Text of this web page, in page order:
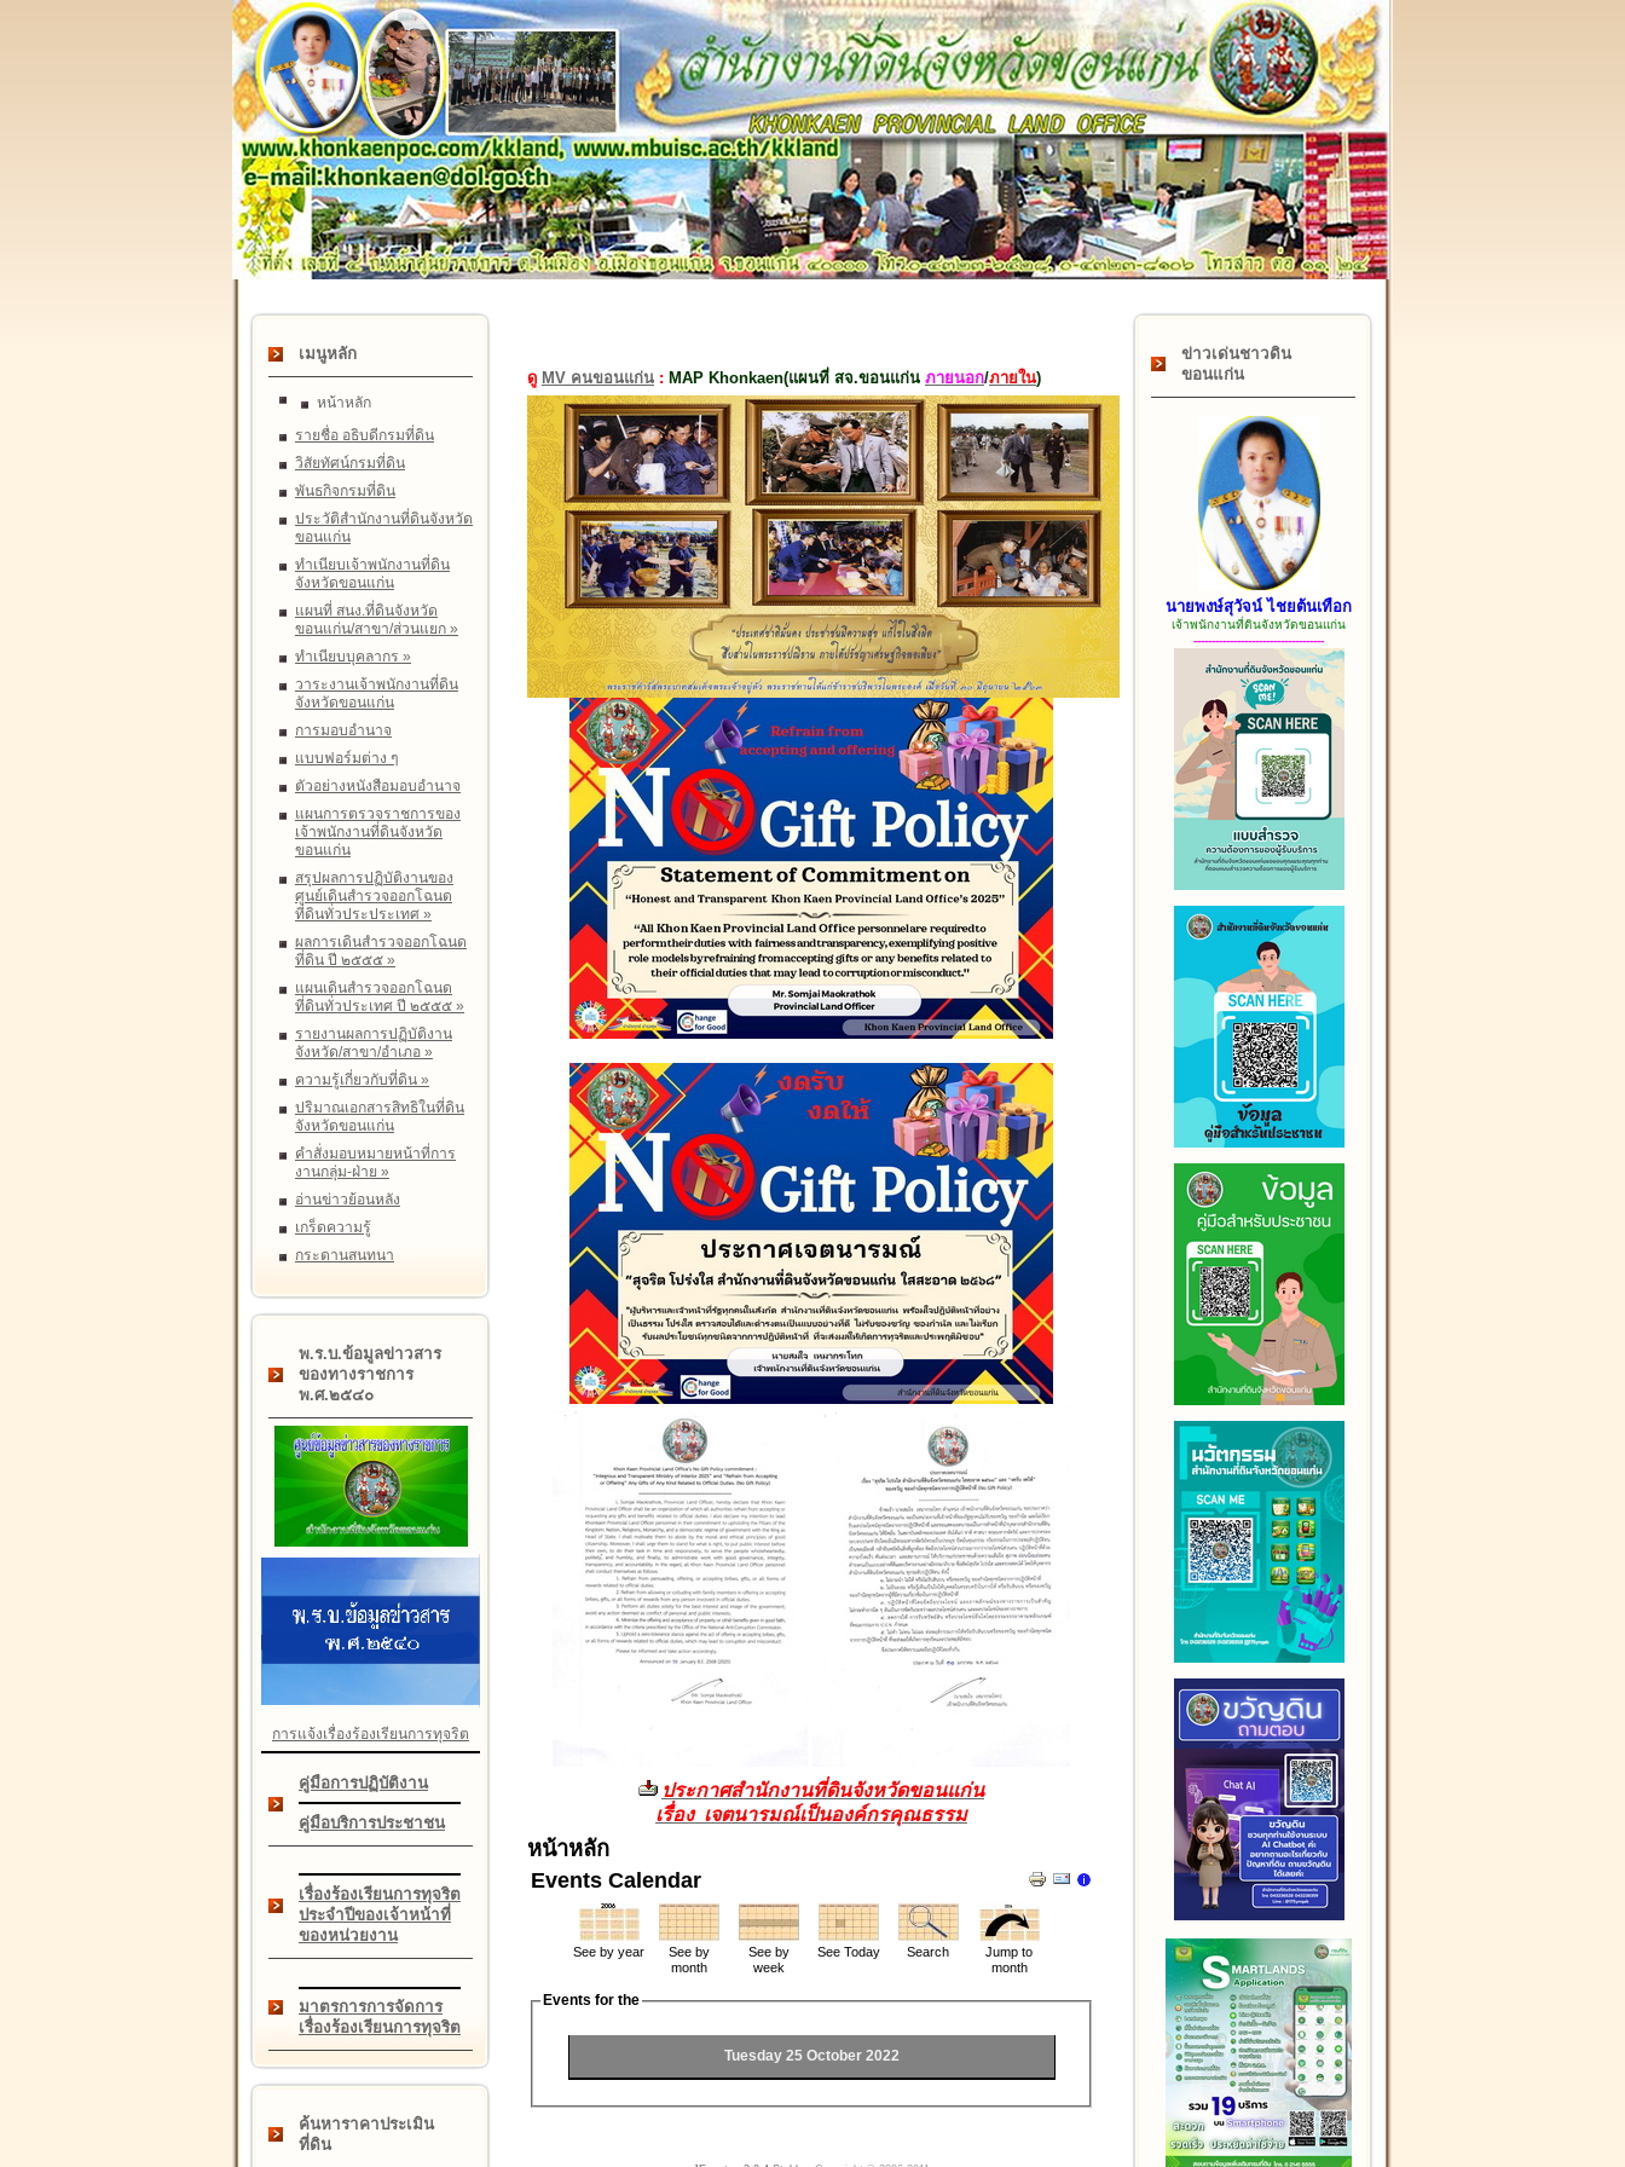
เมนูหลัก
หน้าหลัก
รายชื่อ อธิบดีกรมที่ดิน
วิสัยทัศน์กรมที่ดิน
พันธกิจกรมที่ดิน
ประวัติสำนักงานที่ดินจังหวัด
ขอนแก่น
ทำเนียบเจ้าพนักงานที่ดิน
จังหวัดขอนแก่น
แผนที่ สนง.ที่ดินจังหวัด
ขอนแก่น/สาขา/ส่วนแยก »
ทำเนียบบุคลากร »
วาระงานเจ้าพนักงานที่ดิน
จังหวัดขอนแก่น
การมอบอำนาจ
แบบฟอร์มต่าง ๆ
ตัวอย่างหนังสือมอบอำนาจ
แผนการตรวจราชการของ
เจ้าพนักงานที่ดินจังหวัด
ขอนแก่น
สรุปผลการปฏิบัติงานของ
ศูนย์เดินสำรวจออกโฉนด
ที่ดินทั่วประประเทศ »
ผลการเดินสำรวจออกโฉนด
ที่ดิน ปี ๒๕๕๕ »
แผนเดินสำรวจออกโฉนด
ที่ดินทั่วประเทศ ปี ๒๕๕๕ »
รายงานผลการปฏิบัติงาน
จังหวัด/สาขา/อำเภอ »
ความรู้เกี่ยวกับที่ดิน »
ปริมาณเอกสารสิทธิในที่ดิน
จังหวัดขอนแก่น
คำสั่งมอบหมายหน้าที่การ
งานกลุ่ม-ฝ่าย »
อ่านข่าวย้อนหลัง
เกร็ดความรู้
กระดานสนทนา
พ.ร.บ.ข้อมูลข่าวสาร
ของทางราชการ
พ.ศ.๒๕๔๐
การแจ้งเรื่องร้องเรียนการทุจริต
คู่มือการปฏิบัติงาน
คู่มือบริการประชาชน
เรื่องร้องเรียนการทุจริต
ประจำปีของเจ้าหน้าที่
ของหน่วยงาน
มาตรการการจัดการ
เรื่องร้องเรียนการทุจริต
ค้นหาราคาประเมิน
ที่ดิน
๑๗ กุมภาพันธ์ "วันคล้ายวันสถาปนากรมที่ดิน" ครบรอบ ๑๒
ดู MV คนขอนแก่น : MAP Khonkaen(แผนที่ สจ.ขอนแก่น ภายนอก/ภายใน)
ประกาศสำนักงานที่ดินจังหวัดขอนแก่น
เรื่อง เจตนารมณ์เป็นองค์กรคุณธรรม
หน้าหลัก
Events Calendar
See by year
See by
month
See by
week
See Today Search
Jump to
month
Events for the
Tuesday 25 October 2022
ข่าวเด่นชาวดิน
ขอนแก่น
นายพงษ์สุวัจน์ ไชยต้นเทือก
เจ้าพนักงานที่ดินจังหวัดขอนแก่น
------------------------------------